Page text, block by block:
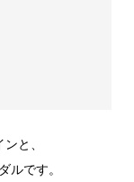
と、
ルです。